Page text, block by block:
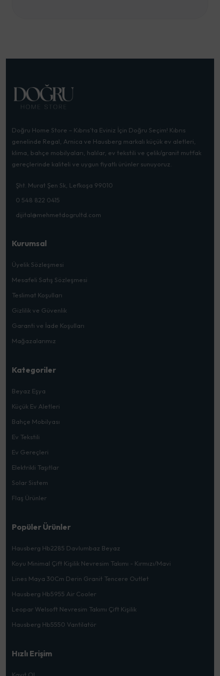
Doğru Home Store – Kıbrıs’ta Eviniz İçin Doğru Seçim! Kıbrıs
genelinde Regal, Arnica ve Hausberg markalı küçük ev aletleri,
klima, bahçe mobilyaları, halılar, ev tekstili ve çelik/granit mutfak
gereçlerinde kaliteli ve uygun fiyatlı ürünler sunuyoruz.
Şht. Murat Şen Sk, Lefkoşa 99010
0 548 822 0415
dijital@mehmetdogrultd.com
Kurumsal
Üyelik Sözleşmesi
Mesafeli Satış Sözleşmesi
Teslimat Koşulları
Gizlilik ve Güvenlik
Garanti ve İade Koşulları
Mağazalarımız
Kategoriler
Beyaz Eşya
Küçük Ev Aletleri
Bahçe Mobilyası
Ev Tekstili
Ev Gereçleri
Elektrikli Taşıtlar
Solar Sistem
Flaş Ürünler
Popüler Ürünler
Hausberg Hb2285 Davlumbaz Beyaz
Koyu Minimal Çift Kişilik Nevresim Takımı - Kırmızı/Mavi
Lines Maya 30Cm Derin Granit Tencere Outlet
Hausberg Hb5955 Air Cooler
Leopar Welsoft Nevresim Takımı Çift Kişilik
Hausberg Hb5550 Vantilatör
Hızlı Erişim
Kayıt Ol